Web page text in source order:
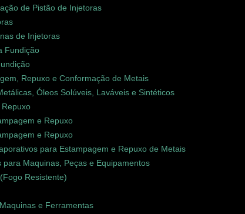
de Pistão de Injetoras
de Injetoras
Fundição
Repuxo e Conformação de Metais
Óleos Solúveis, Laváveis e Sintéticos
e Repuxo
e Repuxo
para Estampagem e Repuxo de Metais
Maquinas, Peças e Equipamentos
Resistente)
e Ferramentas